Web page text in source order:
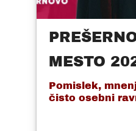
MESTO
Pomislek,
čisto osebni